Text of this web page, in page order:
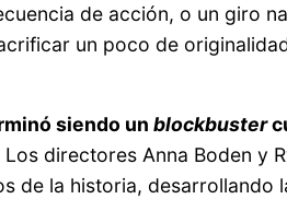
de acción, o un giro
un poco de
siendo unblockbuster
directores Anna Boden y
de la historia,